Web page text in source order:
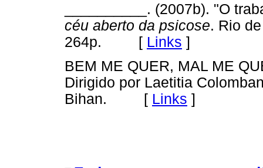
__________. (2007b). "O
céu aberto da psicose. Rio
264p. [ Links ]
BEM ME QUER, MAL ME
Dirigido por Laetitia
Bihan. [ Links ]